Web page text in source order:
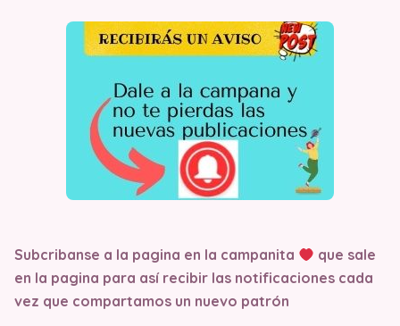
Subcribanse a la pagina en la campanita
que sale
en la pagina para así recibir las notificaciones cada
vez que compartamos un nuevo patrón